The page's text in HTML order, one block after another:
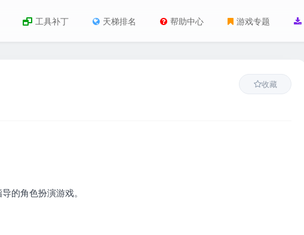
工具补丁 天梯排名 帮助中心 游戏专题
收藏
的角色扮演游戏。